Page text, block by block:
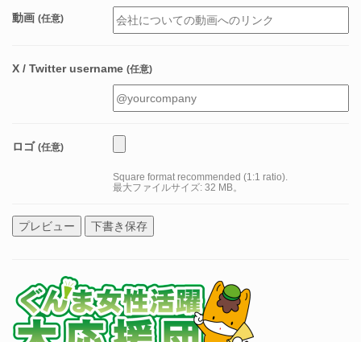
動画 (任意)
X / Twitter username (任意)
ロゴ (任意)
Square format recommended (1:1 ratio).
最大ファイルサイズ: 32 MB。